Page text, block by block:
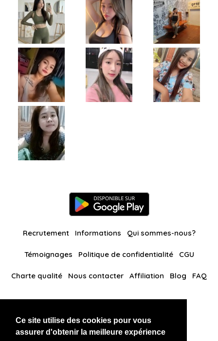
Ce site utilise des cookies pour vous
assurer d'obtenir la meilleure expérience
Recrutement Informations Qui sommes-nous?
Témoignages Politique de confidentialité CGU
Charte qualité Nous contacter Affiliation Blog FAQ
BlackAndBeauties RussianKisses